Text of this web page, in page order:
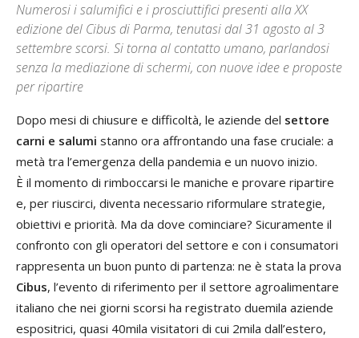
Numerosi i salumifici e i prosciuttifici presenti alla XX
edizione del Cibus di Parma, tenutasi dal 31 agosto al 3
settembre scorsi. Si torna al contatto umano, parlandosi
senza la mediazione di schermi, con nuove idee e proposte
per ripartire
Dopo mesi di chiusure e difficoltà, le aziende del settore
carni e salumi stanno ora affrontando una fase cruciale: a
metà tra l’emergenza della pandemia e un nuovo inizio.
È il momento di rimboccarsi le maniche e provare ripartire
e, per riuscirci, diventa necessario riformulare strategie,
obiettivi e priorità. Ma da dove cominciare? Sicuramente il
confronto con gli operatori del settore e con i consumatori
rappresenta un buon punto di partenza: ne è stata la prova
Cibus, l’evento di riferimento per il settore agroalimentare
italiano che nei giorni scorsi ha registrato duemila aziende
espositrici, quasi 40mila visitatori di cui 2mila dall’estero,